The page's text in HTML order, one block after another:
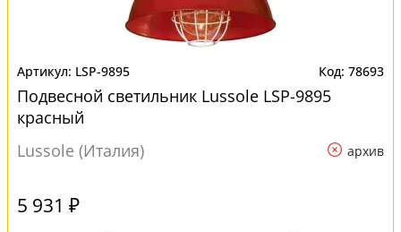
LSP-9895 78693
Подвесной светильник Lussole LSP-9895
красный
Lussole (Италия)
архив
5 931 ₽